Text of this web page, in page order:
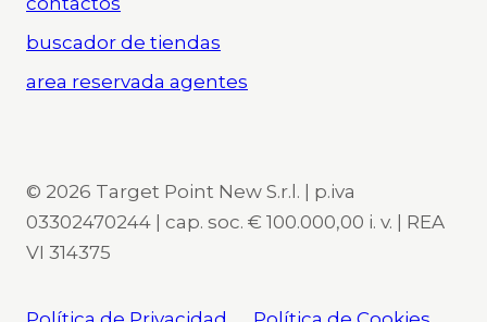
buscador de tiendas
area reservada agentes
© 2026 Target Point New S.r.l. | p.iva
03302470244 | cap. soc. € 100.000,00 i. v. | REA
VI 314375